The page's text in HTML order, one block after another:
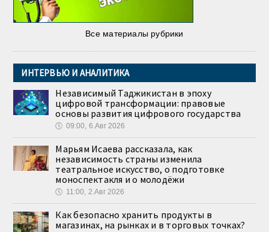
Все материалы рубрики
ИНТЕРВЬЮ И АНАЛИТИКА
Независимый Таджикистан в эпоху
цифровой трансформации: правовые
основы развития цифрового государства
🕔 09:00, 6.Авг 2026
Марьям Исаева рассказала, как
независимость страны изменила
театральное искусство, о подготовке
моноспектакля и о молодёжи
🕔 11:00, 2.Авг 2026
Как безопасно хранить продукты в
магазинах, на рынках и в торговых точках?